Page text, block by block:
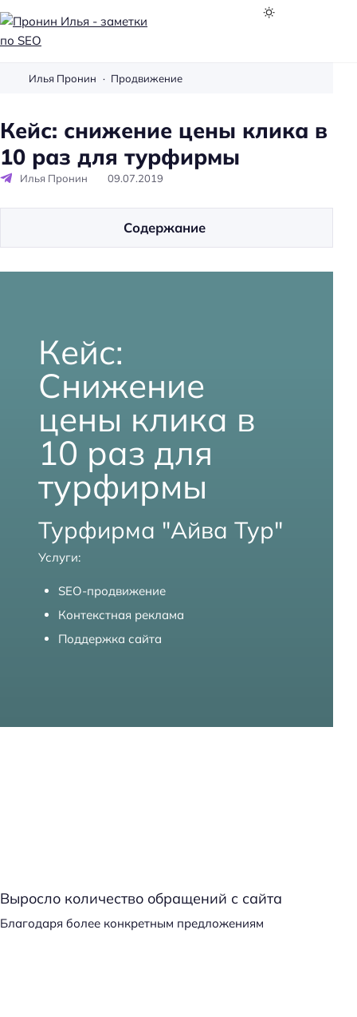
и
н
И
ь
-
з
Илья Пронин Продвижение
Кейс: снижение цены клика в
10 раз для турфирмы
Илья Пронин 09.07.2019
Кейс:
Снижение
цены клика в
10 раз для
турфирмы
Турфирма "Айва Тур"
Услуги:
SEO-продвижение
Контекстная реклама
Поддержка сайта
Выросло количество обращений с сайта
Благодаря более конкретным предложениям
Содержание